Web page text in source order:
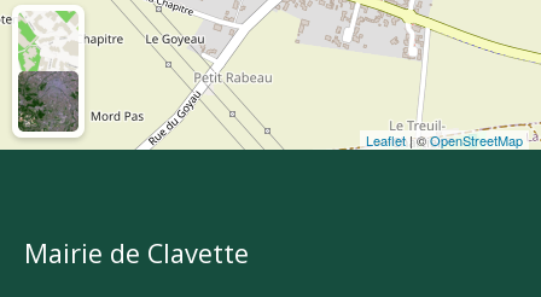
Leaflet| ©OpenStreetMap
Mairie de Clavette